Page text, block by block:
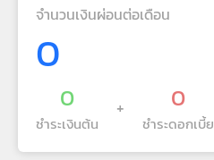
จำนวนเงินผ่อนต่อเดือน
0
0
ชำระเงินต้น
+ 0
ชำระดอกเบี้ย